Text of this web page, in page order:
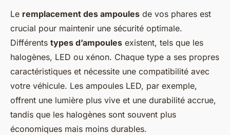
Le remplacement des ampoules de vos phares est
crucial pour maintenir une sécurité optimale.
Différents types d’ampoules existent, tels que les
halogènes, LED ou xénon. Chaque type a ses propres
caractéristiques et nécessite une compatibilité avec
votre véhicule. Les ampoules LED, par exemple,
offrent une lumière plus vive et une durabilité accrue,
tandis que les halogènes sont souvent plus
économiques mais moins durables.